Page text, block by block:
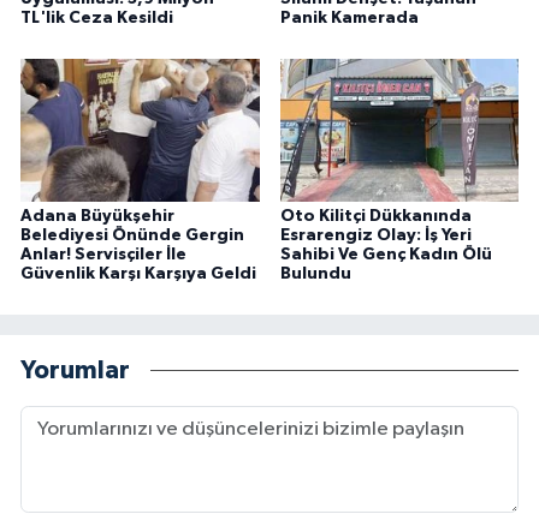
TL'lik Ceza Kesildi
Panik Kamerada
Adana Büyükşehir
Belediyesi Önünde Gergin
Anlar! Servisçiler İle
Güvenlik Karşı Karşıya Geldi
Oto Kilitçi Dükkanında
Esrarengiz Olay: İş Yeri
Sahibi Ve Genç Kadın Ölü
Bulundu
Yorumlar